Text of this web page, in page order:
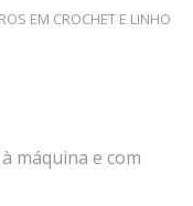
EM CROCHET E LINHO
máquina e com